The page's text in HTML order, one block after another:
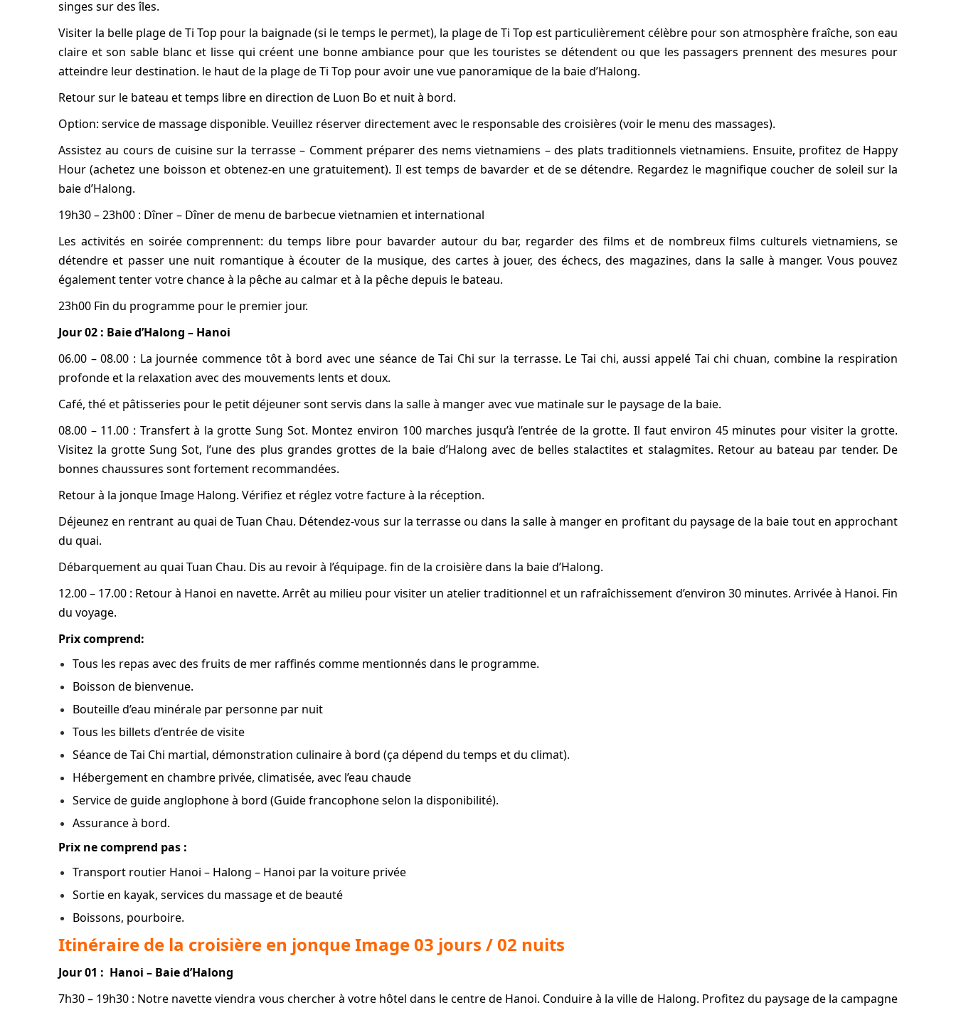
singes sur des îles.
Visiter la belle plage de Ti Top pour la baignade (si le temps le permet), la plage de Ti Top est particulièrement célèbre pour son atmosphère fraîche, son eau
claire et son sable blanc et lisse qui créent une bonne ambiance pour que les touristes se détendent ou que les passagers prennent des mesures pour
atteindre leur destination. le haut de la plage de Ti Top pour avoir une vue panoramique de la baie d’Halong.
Retour sur le bateau et temps libre en direction de Luon Bo et nuit à bord.
Option: service de massage disponible. Veuillez réserver directement avec le responsable des croisières (voir le menu des massages).
Assistez au cours de cuisine sur la terrasse – Comment préparer des nems vietnamiens – des plats traditionnels vietnamiens. Ensuite, profitez de Happy
Hour (achetez une boisson et obtenez-en une gratuitement). Il est temps de bavarder et de se détendre. Regardez le magnifique coucher de soleil sur la
baie d’Halong.
19h30 – 23h00 : Dîner – Dîner de menu de barbecue vietnamien et international
Les activités en soirée comprennent: du temps libre pour bavarder autour du bar, regarder des films et de nombreux films culturels vietnamiens, se
détendre et passer une nuit romantique à écouter de la musique, des cartes à jouer, des échecs, des magazines, dans la salle à manger. Vous pouvez
également tenter votre chance à la pêche au calmar et à la pêche depuis le bateau.
23h00 Fin du programme pour le premier jour.
Jour 02 : Baie d’Halong – Hanoi
06.00 – 08.00 : La journée commence tôt à bord avec une séance de Tai Chi sur la terrasse. Le Tai chi, aussi appelé Tai chi chuan, combine la respiration
profonde et la relaxation avec des mouvements lents et doux.
Café, thé et pâtisseries pour le petit déjeuner sont servis dans la salle à manger avec vue matinale sur le paysage de la baie.
08.00 – 11.00 : Transfert à la grotte Sung Sot. Montez environ 100 marches jusqu’à l’entrée de la grotte. Il faut environ 45 minutes pour visiter la grotte.
Visitez la grotte Sung Sot, l’une des plus grandes grottes de la baie d’Halong avec de belles stalactites et stalagmites. Retour au bateau par tender. De
bonnes chaussures sont fortement recommandées.
Retour à la jonque Image Halong. Vérifiez et réglez votre facture à la réception.
Déjeunez en rentrant au quai de Tuan Chau. Détendez-vous sur la terrasse ou dans la salle à manger en profitant du paysage de la baie tout en approchant
du quai.
Débarquement au quai Tuan Chau. Dis au revoir à l’équipage. fin de la croisière dans la baie d’Halong.
12.00 – 17.00 : Retour à Hanoi en navette. Arrêt au milieu pour visiter un atelier traditionnel et un rafraîchissement d’environ 30 minutes. Arrivée à Hanoi. Fin
du voyage.
Prix comprend:
Tous les repas avec des fruits de mer raffinés comme mentionnés dans le programme.
Boisson de bienvenue.
Bouteille d’eau minérale par personne par nuit
Tous les billets d’entrée de visite
Séance de Tai Chi martial, démonstration culinaire à bord (ça dépend du temps et du climat).
Hébergement en chambre privée, climatisée, avec l’eau chaude
Service de guide anglophone à bord (Guide francophone selon la disponibilité).
Assurance à bord.
Prix ne comprend pas :
Transport routier Hanoi – Halong – Hanoi par la voiture privée
Sortie en kayak, services du massage et de beauté
Boissons, pourboire.
Itinéraire de la croisière en jonque Image 03 jours / 02 nuits
Jour 01 : Hanoi – Baie d’Halong
7h30 – 19h30 : Notre navette viendra vous chercher à votre hôtel dans le centre de Hanoi. Conduire à la ville de Halong. Profitez du paysage de la campagne